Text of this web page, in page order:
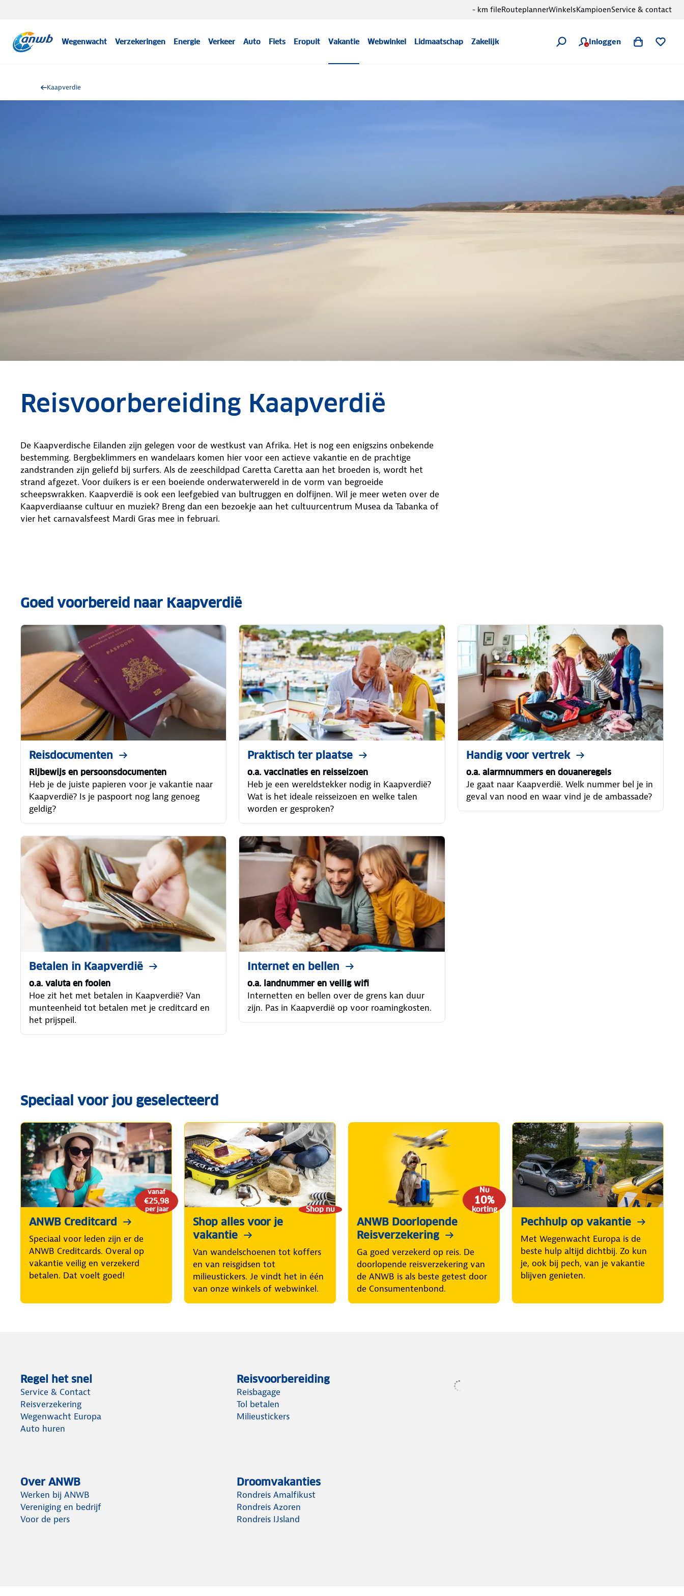
Wegenwacht Verzekeringen Energie Verkeer Auto Fiets Eropuit Vakantie Webwinkel Lidmaatschap Zakelijk Inloggen
- km fileRouteplannerWinkelsKampioenService & contact
Kaapverdie
Reisvoorbereiding Kaapverdië
De Kaapverdische Eilanden zijn gelegen voor de westkust van Afrika. Het is nog een enigszins onbekende
bestemming. Bergbeklimmers en wandelaars komen hier voor een actieve vakantie en de prachtige
zandstranden zijn geliefd bij surfers. Als de zeeschildpad Caretta Caretta aan het broeden is, wordt het
strand afgezet. Voor duikers is er een boeiende onderwaterwereld in de vorm van begroeide
scheepswrakken. Kaapverdië is ook een leefgebied van bultruggen en dolfijnen. Wil je meer weten over de
Kaapverdiaanse cultuur en muziek? Breng dan een bezoekje aan het cultuurcentrum Musea da Tabanka of
vier het carnavalsfeest Mardi Gras mee in februari.
Goed voorbereid naar Kaapverdië
Reisdocumenten
Rijbewijs en persoonsdocumenten
Heb je de juiste papieren voor je vakantie naar
Kaapverdië? Is je paspoort nog lang genoeg
geldig?
Praktisch ter plaatse
o.a. vaccinaties en reisseizoen
Heb je een wereldstekker nodig in Kaapverdië?
Wat is het ideale reisseizoen en welke talen
worden er gesproken?
Handig voor vertrek
o.a. alarmnummers en douaneregels
Je gaat naar Kaapverdië. Welk nummer bel je in
geval van nood en waar vind je de ambassade?
Betalen in Kaapverdië
o.a. valuta en fooien
Hoe zit het met betalen in Kaapverdië? Van
munteenheid tot betalen met je creditcard en
het prijspeil.
Internet en bellen
o.a. landnummer en veilig wifi
Internetten en bellen over de grens kan duur
zijn. Pas in Kaapverdië op voor roamingkosten.
Speciaal voor jou geselecteerd
vanaf
€25,98
per jaar
ANWB Creditcard
Speciaal voor leden zijn er de
ANWB Creditcards. Overal op
vakantie veilig en verzekerd
betalen. Dat voelt goed!
Shop nu
Shop alles voor je
vakantie
Van wandelschoenen tot koffers
en van reisgidsen tot
milieustickers. Je vindt het in één
van onze winkels of webwinkel.
Nu
10%
korting
ANWB Doorlopende
Reisverzekering
Ga goed verzekerd op reis. De
doorlopende reisverzekering van
de ANWB is als beste getest door
de Consumentenbond.
Pechhulp op vakantie
Met Wegenwacht Europa is de
beste hulp altijd dichtbij. Zo kun
je, ook bij pech, van je vakantie
blijven genieten.
Regel het snel
Service & Contact
Reisverzekering
Wegenwacht Europa
Auto huren
Reisvoorbereiding
Reisbagage
Tol betalen
Milieustickers
Over ANWB
Werken bij ANWB
Vereniging en bedrijf
Voor de pers
Droomvakanties
Rondreis Amalfikust
Rondreis Azoren
Rondreis IJsland